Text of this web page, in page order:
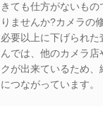
きても仕方がないも
りませんか?カメラの
必要以上に下げられ
んでは、他のカメラ
クが出来ているため
につながっています。